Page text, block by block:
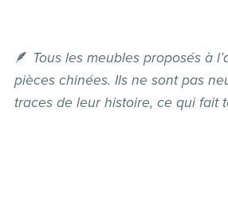
🪶 Tous les meubles proposés à
pièces chinées. Ils ne sont pas
traces de leur histoire, ce qui fait